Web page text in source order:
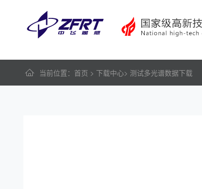
当前位置： 首页 > 下载中心> 测试多光谱数据下载